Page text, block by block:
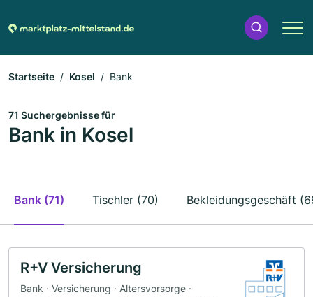
Startseite Kosel Bank
71 Suchergebnisse für
Bank in Kosel
Bank (71) Tischler (70) Bekleidungsgeschäft
R+V Versicherung
Bank · Versicherung · Altersvorsorge ·